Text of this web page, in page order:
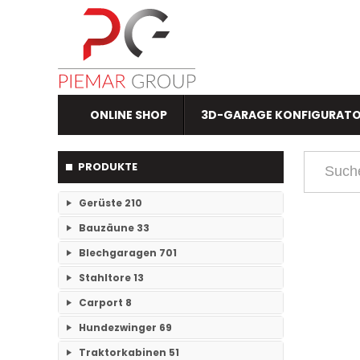
ONLINE SHOP 3D-GARAGE
PRODUKTE
Gerüste 210
RAM- 1 Gerüst Breite 73 109
RAM-2 Gerüst Breite 70 101
Bauzäune 33
Einzelteile Bauzäune 7
Bauzäune SET 26
Blechgaragen 701
Einzelgaragen 89
Doppelgaragen 59
3-Fachgaragen
Stahltore13
Keine Unterkategorien
Carport 8
Keine Unterkategorien
Hundezwinger 69
Keine Unterkategorien
Traktorkabinen 51